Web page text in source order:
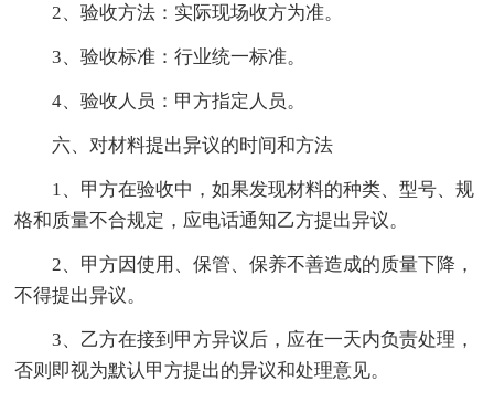
2、验收方法：实际现场收方为准。
3、验收标准：行业统一标准。
4、验收人员：甲方指定人员。
六、对材料提出异议的时间和方法
1、甲方在验收中，如果发现材料的种类、型号、规
格和质量不合规定，应电话通知乙方提出异议。
2、甲方因使用、保管、保养不善造成的质量下降，
不得提出异议。
3、乙方在接到甲方异议后，应在一天内负责处理，
否则即视为默认甲方提出的异议和处理意见。